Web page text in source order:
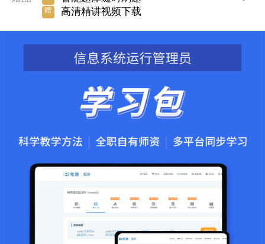
赠 高清精讲视频下载